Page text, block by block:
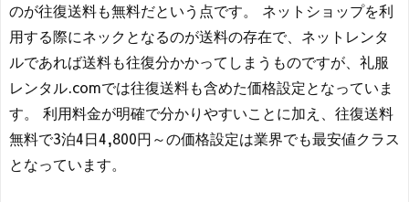
のが往復送料も無料だという点です。 ネットショップを利
用する際にネックとなるのが送料の存在で、ネットレンタ
ルであれば送料も往復分かかってしまうものですが、礼服
レンタル.comでは往復送料も含めた価格設定となっていま
す。 利用料金が明確で分かりやすいことに加え、往復送料
無料で3泊4日4,800円～の価格設定は業界でも最安値クラス
となっています。